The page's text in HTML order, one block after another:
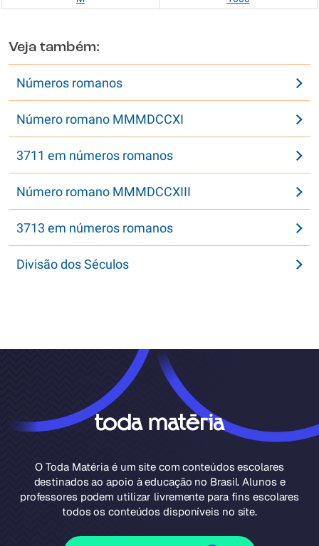
Veja também:
Números romanos
Número romano MMMDCCXI
3711 em números romanos
Número romano MMMDCCXIII
3713 em números romanos
Divisão dos Séculos
O Toda Matéria é um site com conteúdos escolares
destinados ao apoio à educação no Brasil. Alunos e
professores podem utilizar livremente para fins escolares
todos os conteúdos disponíveis no site.